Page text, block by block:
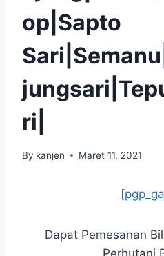
op|Sapto
ri|
By kanjen Maret 11, 2021
Dapat Pemesanan
Perhutani